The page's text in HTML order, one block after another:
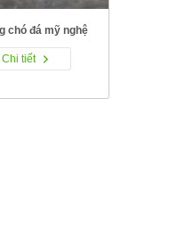
chó đá mỹ nghệ
Chi tiết